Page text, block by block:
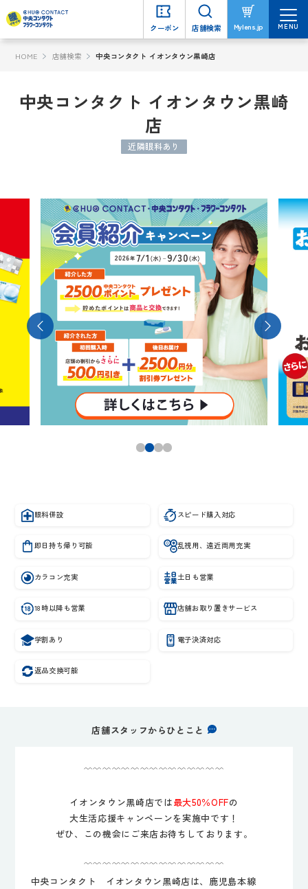
クーポン 店舗検索 Mylens.jp MENU
HOME 店舗検索 中央コンタクト イオンタウン黒崎店
中央コンタクト イオンタウン黒崎
店
近隣眼科あり
眼科併設 スピード購入対応
即日持ち帰り可能 乱視用、遠近両用充実
カラコン充実 土日も営業
18時以降も営業 店舗お取り置きサービス
学割あり 電子決済対応
返品交換可能
店舗スタッフからひとこと
﹌﹌﹌﹌﹌﹌﹌﹌﹌﹌﹌﹌﹌﹌﹌
イオンタウン黒崎店では最大50％OFFの
大生活応援キャンペーンを実施中です！
ぜひ、この機会にご来店お待ちしております。
﹌﹌﹌﹌﹌﹌﹌﹌﹌﹌﹌﹌﹌﹌﹌
中央コンタクト イオンタウン黒崎店は、鹿児島本線
クーポン 店舗検索 Mylens.jp MENU